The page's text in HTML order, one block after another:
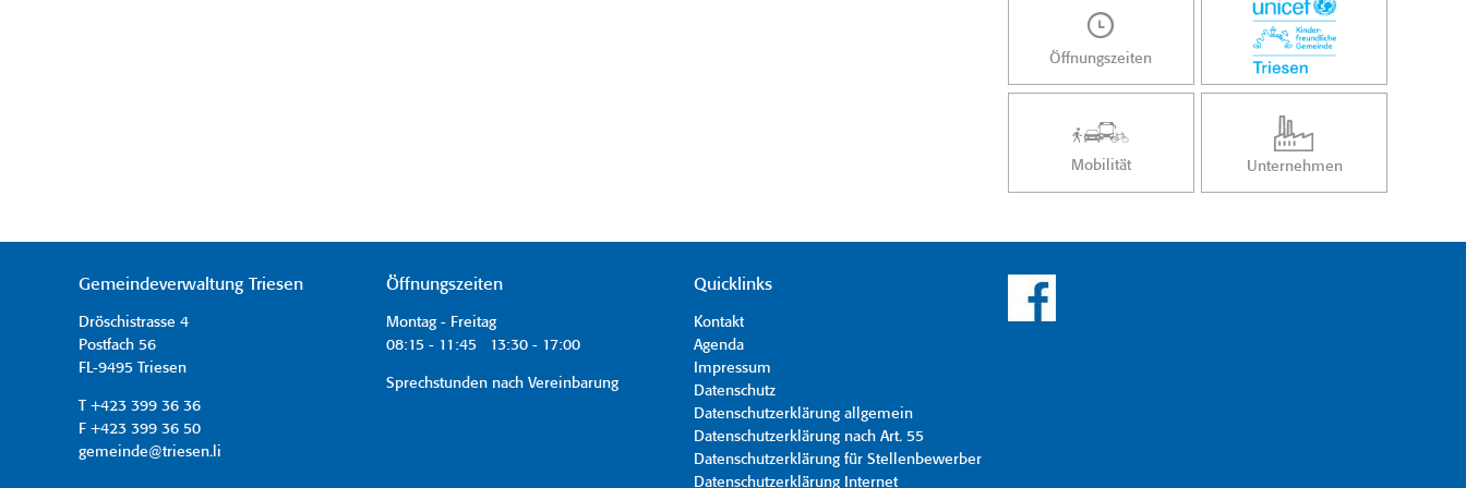
Öffnungszeiten
Mobilität Unternehmen
Gemeindeverwaltung Triesen
Dröschistrasse 4
Postfach 56
FL-9495 Triesen
T +423 399 36 36
F +423 399 36 50
gemeinde@triesen.li
Öffnungszeiten
Montag - Freitag
08:15 - 11:45 13:30 - 17:00
Sprechstunden nach Vereinbarung
Quicklinks
Kontakt
Agenda
Impressum
Datenschutz
Datenschutzerklärung allgemein
Datenschutzerklärung nach Art. 55
Datenschutzerklärung für Stellenbewerber
Datenschutzerklärung Internet